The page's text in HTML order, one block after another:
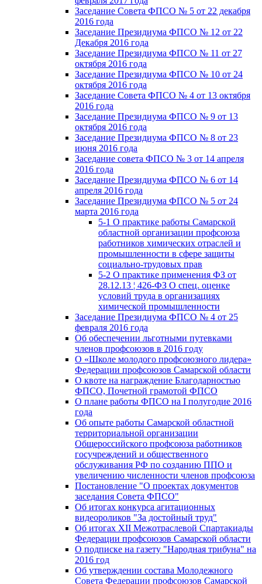
Заседание Совета ФПСО № 5 от 22 декабря
2016 года
Заседание Президиума ФПСО № 12 от 22
Декабря 2016 года
Заседание Президиума ФПСО № 11 от 27
октября 2016 года
Заседание Президиума ФПСО № 10 от 24
октября 2016 года
Заседание Совета ФПСО № 4 от 13 октября
2016 года
Заседание Президиума ФПСО № 9 от 13
октября 2016 года
Заседание Президиума ФПСО № 8 от 23
июня 2016 года
Заседание совета ФПСО № 3 от 14 апреля
2016 года
Заседание Президиума ФПСО № 6 от 14
апреля 2016 года
Заседание Президиума ФПСО № 5 от 24
марта 2016 года
5-1 О практике работы Самарской
областной организации профсоюза
работников химических отраслей и
промышленности в сфере защиты
социально-трудовых прав
5-2 О практике применения ФЗ от
28.12.13 ¦ 426-ФЗ О спец. оценке
условий труда в организациях
химической промышленности
Заседание Президиума ФПСО № 4 от 25
февраля 2016 года
Об обеспечении льготными путевками
членов профсоюзов в 2016 году
О «Школе молодого профсоюзного лидера»
Федерации профсоюзов Самарской области
О квоте на награждение Благодарностью
ФПСО, Почетной грамотой ФПСО
О плане работы ФПСО на I полугодие 2016
года
Об опыте работы Самарской областной
территориальной организации
Общероссийского профсоюза работников
госучреждений и общественного
обслуживания РФ по созданию ППО и
увеличению численности членов профсоюза
Постановление "О проектах документов
заседания Совета ФПСО"
Об итогах конкурса агитационных
видеороликов "За достойный труд"
Об итогах XII Межотраслевой Спартакиады
Федерации профсоюзов Самарской области
О подписке на газету "Народная трибуна" на
2016 год
Об утверждении состава Молодежного
Совета Федерации профсоюзов Самарской